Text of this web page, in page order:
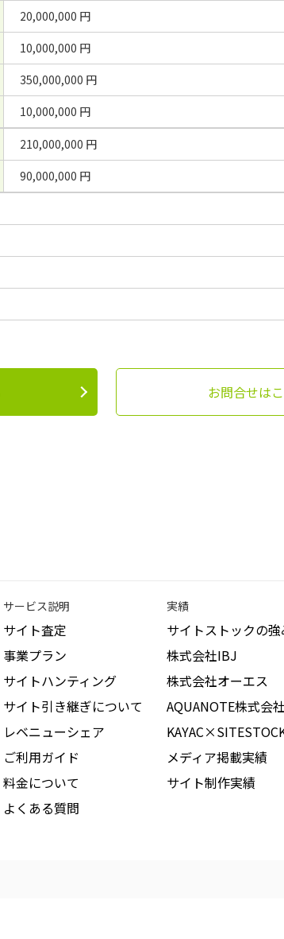
20,000,000 円
10,000,000 円
350,000,000 円
10,000,000 円
210,000,000 円
90,000,000 円
お問合せは
サービス説明
サイト査定
事業プラン
サイトハンティング
サイト引き継ぎについて
レベニューシェア
ご利用ガイド
料金について
よくある質問
実績
サイトストックの強
株式会社IBJ
株式会社オーエス
AQUANOTE株式会
メディア掲載実績
サイト制作実績